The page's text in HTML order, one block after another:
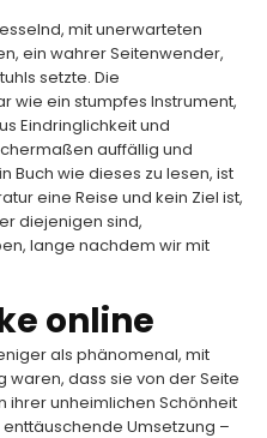
mit unerwarteten
ein wahrer Seitenwender,
setzte. Die
wie ein stumpfes Instrument,
Eindringlichkeit und
auffällig und
Buch wie dieses zu lesen, ist
eine Reise und kein Ziel ist,
diejenigen sind,
lange nachdem wir mit
online
als phänomenal, mit
dass sie von der Seite
ihrer unheimlichen Schönheit
Umsetzung –